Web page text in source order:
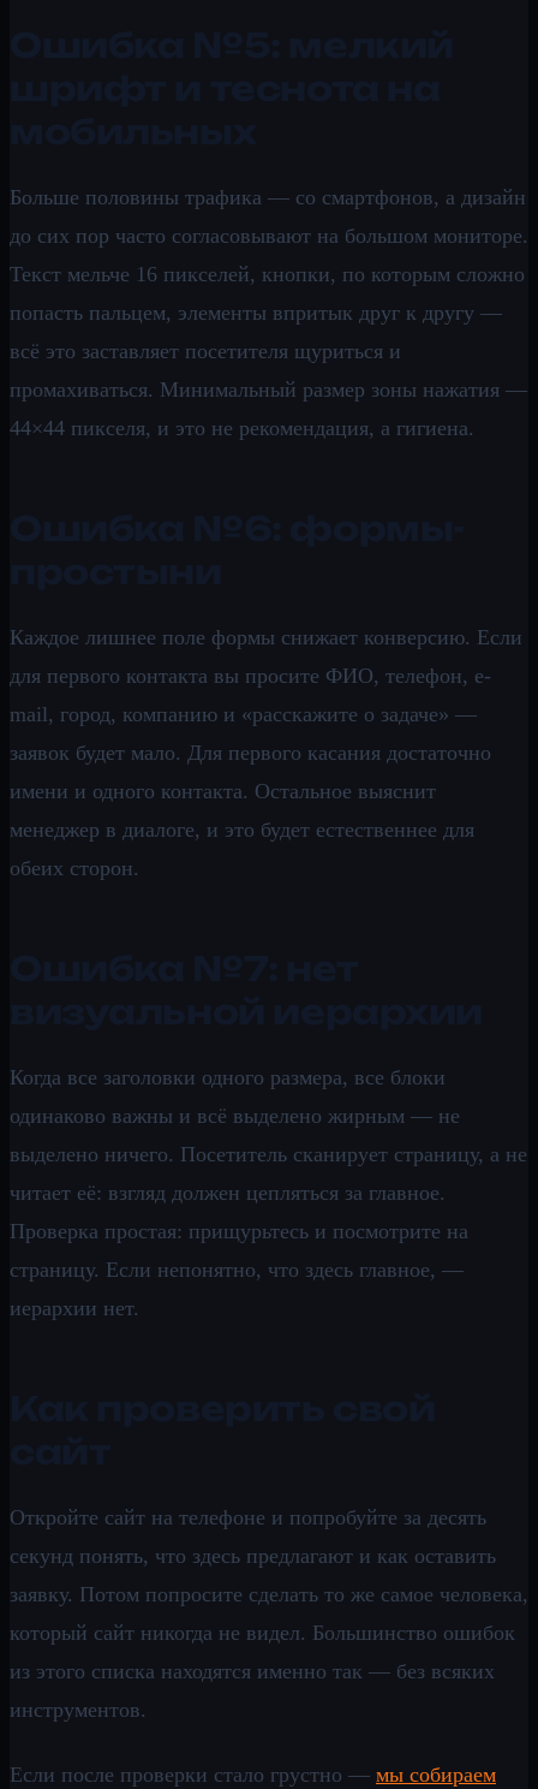
Больше половины трафика — со смартфонов, а дизайн
до сих пор часто согласовывают на большом мониторе.
Текст мельче 16 пикселей, кнопки, по которым сложно
попасть пальцем, элементы впритык друг к другу —
всё это заставляет посетителя щуриться и
промахиваться. Минимальный размер зоны нажатия —
44×44 пикселя, и это не рекомендация, а гигиена.
Каждое лишнее поле формы снижает конверсию. Если
для первого контакта вы просите ФИО, телефон, e-
mail, город, компанию и «расскажите о задаче» —
заявок будет мало. Для первого касания достаточно
имени и одного контакта. Остальное выяснит
менеджер в диалоге, и это будет естественнее для
обеих сторон.
Когда все заголовки одного размера, все блоки
одинаково важны и всё выделено жирным — не
выделено ничего. Посетитель сканирует страницу, а не
читает её: взгляд должен цепляться за главное.
Проверка простая: прищурьтесь и посмотрите на
страницу. Если непонятно, что здесь главное, —
иерархии нет.
Откройте сайт на телефоне и попробуйте за десять
секунд понять, что здесь предлагают и как оставить
заявку. Потом попросите сделать то же самое человека,
который сайт никогда не видел. Большинство ошибок
из этого списка находятся именно так — без всяких
инструментов.
Если после проверки стало грустно — мы собираем